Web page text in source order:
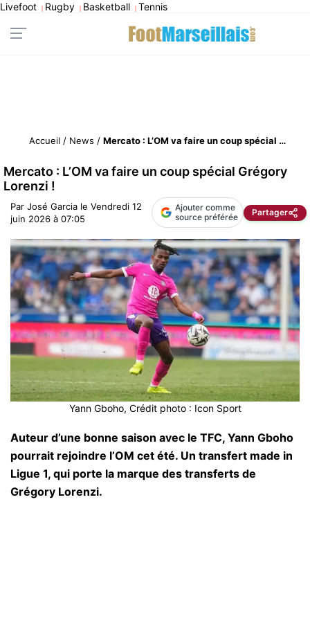
Livefoot | Rugby | Basketball | Tennis
Accueil / News / Mercato : L’OM va faire un coup spécial Grégory Lorenzi !
Mercato : L’OM va faire un coup spécial Grégory
Lorenzi !
Par José Garcia le Vendredi 12
juin 2026 à 07:05
Ajouter comme
source préférée
Partager
Yann Gboho, Crédit photo : Icon Sport
Auteur d’une bonne saison avec le TFC, Yann Gboho
pourrait rejoindre l’OM cet été. Un transfert made in
Ligue 1, qui porte la marque des transferts de
Grégory Lorenzi.